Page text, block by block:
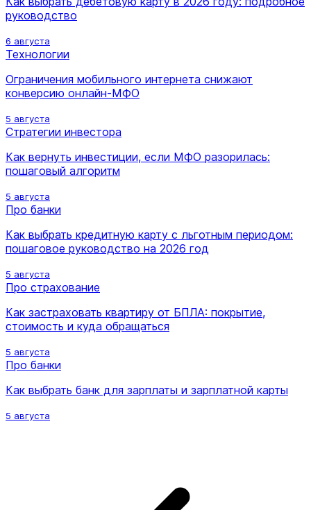
руководство
6 августа
Технологии
Ограничения мобильного интернета снижают
конверсию онлайн-МФО
5 августа
Стратегии инвестора
Как вернуть инвестиции, если МФО разорилась:
пошаговый алгоритм
5 августа
Про банки
Как выбрать кредитную карту с льготным периодом:
пошаговое руководство на 2026 год
5 августа
Про страхование
Как застраховать квартиру от БПЛА: покрытие,
стоимость и куда обращаться
5 августа
Про банки
Как выбрать банк для зарплаты и зарплатной карты
5 августа